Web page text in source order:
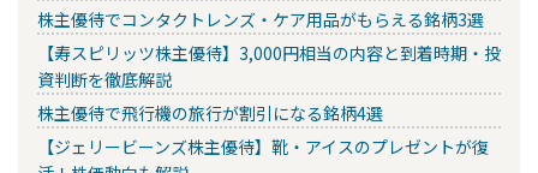
株主優待でコンタクトレンズ・ケア用品がもらえる銘柄3選
【寿スピリッツ株主優待】3,000円相当の内容と到着時期・投
資判断を徹底解説
株主優待で飛行機の旅行が割引になる銘柄4選
【ジェリービーンズ株主優待】靴・アイスのプレゼントが復